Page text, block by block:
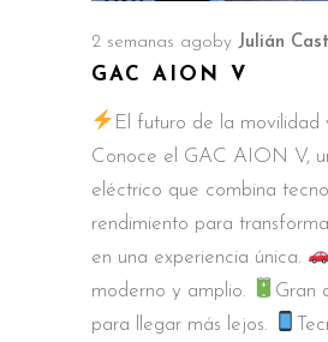
2 semanas ago by Julián
GAC AION V
El futuro de la movilidad
Conoce el GAC AION V,
eléctrico que combina
rendimiento para
en una experiencia única.
moderno y amplio.
Gran
para llegar más lejos.